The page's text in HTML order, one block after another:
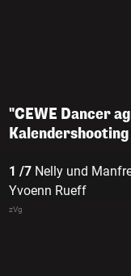
"CEWE Dancer
Kalendershooting
1 /7 Nelly und
Yvoenn Rueff
zVg